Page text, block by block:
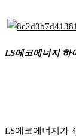
LS에코에너지 하
LS에코에너지가